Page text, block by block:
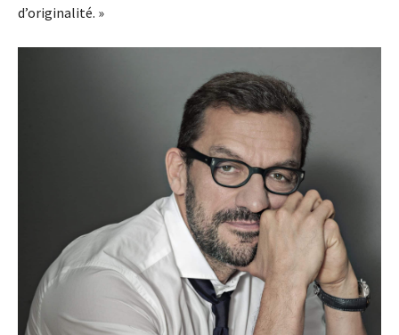
d’originalité. »